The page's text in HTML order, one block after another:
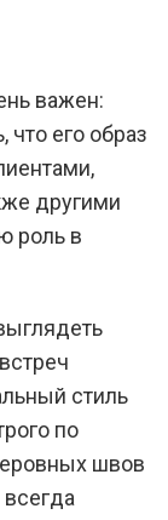
важен:
его образ
другими
роль в
стиль
по
швов